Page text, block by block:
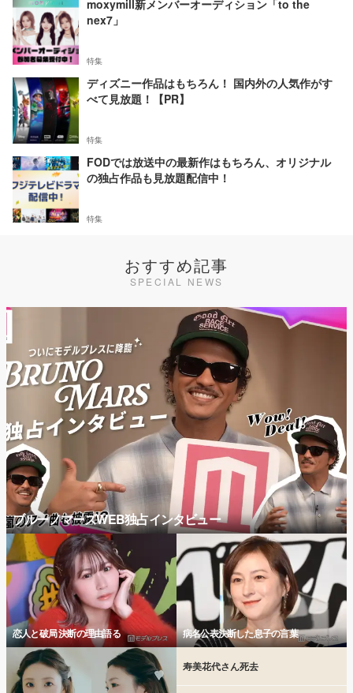
moxymill新メンバーオーディション「to the
nex7」
特集
ディズニー作品はもちろん！ 国内外の人気作がす
べて見放題！【PR】
特集
FODでは放送中の最新作はもちろん、オリジナル
の独占作品も見放題配信中！
特集
おすすめ記事
SPECIAL NEWS
ブルーノマーズWEB独占インタビュー
恋人と破局 決断の理由語る 病名公表決断した息子の言葉
寿美花代さん死去